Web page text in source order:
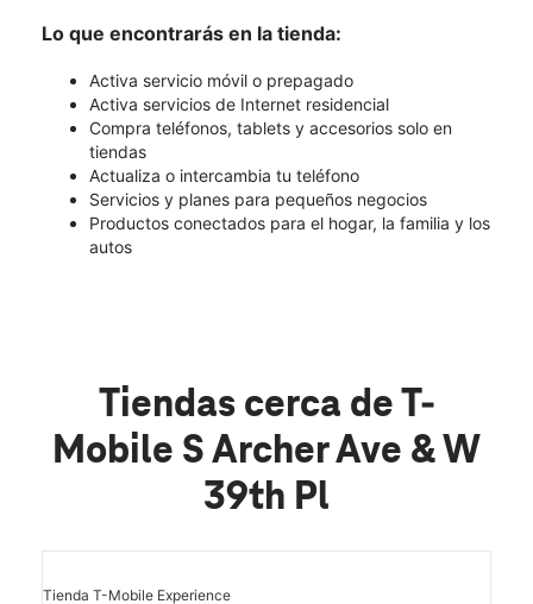
Lo que encontrarás en la tienda:
Activa servicio móvil o prepagado
Activa servicios de Internet residencial
Compra teléfonos, tablets y accesorios solo en
tiendas
Actualiza o intercambia tu teléfono
Servicios y planes para pequeños negocios
Productos conectados para el hogar, la familia y los
autos
Tiendas cerca de T-
Mobile S Archer Ave & W
39th Pl
Tienda T-Mobile Experience